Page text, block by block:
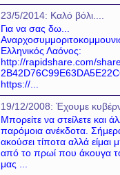
23/5/2014: Καλό βόλι....
Για να σας δω...
Ελληνικός Λαόνος:
http://rapidshare.com/
https://...
19/12/2008: Έχουμε
Μπορείτε να στείλετε και
παρόμοια ανέκδοτα.
ακούσει τίποτα αλλά είμαι
από το πρωί που άκουγα
μας ...